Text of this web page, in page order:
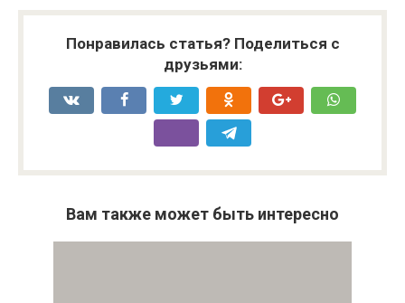
Понравилась статья? Поделиться с
друзьями:
Вам также может быть интересно